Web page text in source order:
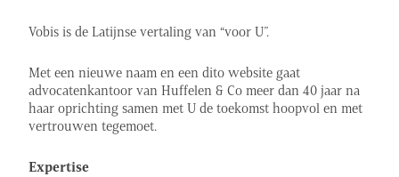
Vobis is de Latijnse vertaling van “voor U”.
Met een nieuwe naam en een dito website gaat
advocatenkantoor van Huffelen & Co meer dan 40 jaar na
haar oprichting samen met U de toekomst hoopvol en met
vertrouwen tegemoet.
Expertise